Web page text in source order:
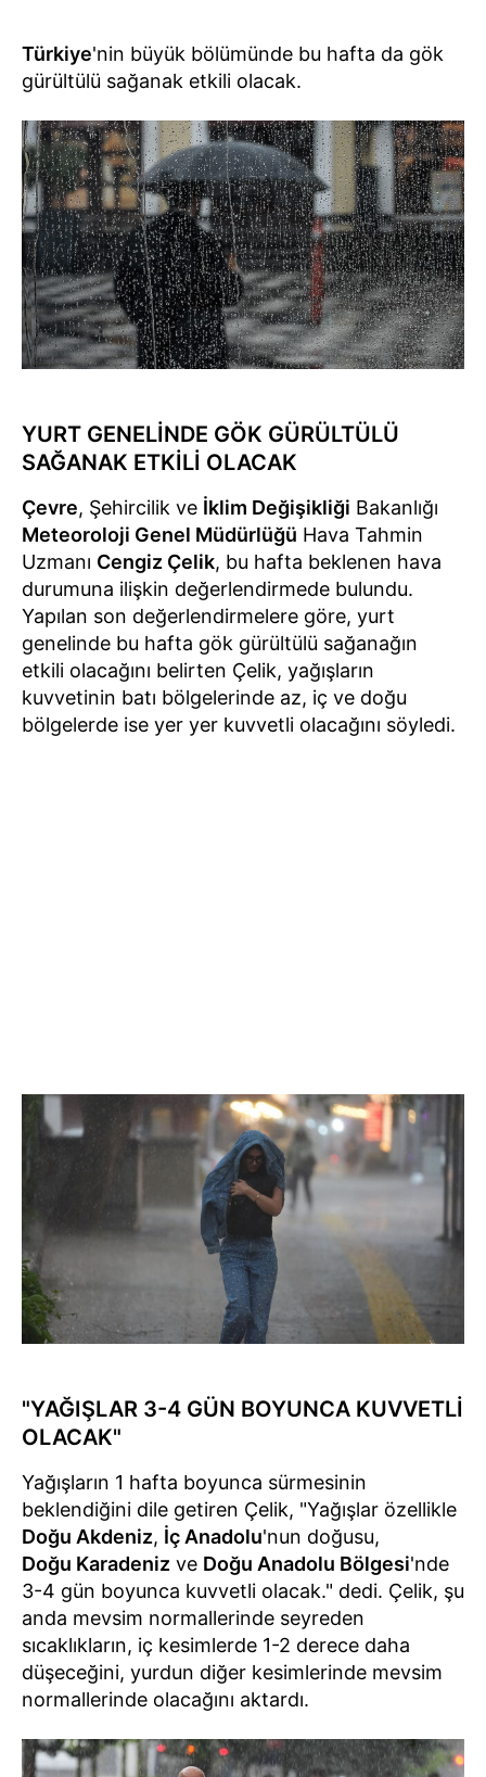
Türkiye'nin büyük bölümünde bu hafta da gök
gürültülü sağanak etkili olacak.
YURT GENELİNDE GÖK GÜRÜLTÜLÜ
SAĞANAK ETKİLİ OLACAK
Çevre, Şehircilik ve İklim Değişikliği Bakanlığı
Meteoroloji Genel Müdürlüğü Hava Tahmin
Uzmanı Cengiz Çelik, bu hafta beklenen hava
durumuna ilişkin değerlendirmede bulundu.
Yapılan son değerlendirmelere göre, yurt
genelinde bu hafta gök gürültülü sağanağın
etkili olacağını belirten Çelik, yağışların
kuvvetinin batı bölgelerinde az, iç ve doğu
bölgelerde ise yer yer kuvvetli olacağını söyledi.
"YAĞIŞLAR 3-4 GÜN BOYUNCA KUVVETLİ
OLACAK"
Yağışların 1 hafta boyunca sürmesinin
beklendiğini dile getiren Çelik, "Yağışlar özellikle
Doğu Akdeniz, İç Anadolu'nun doğusu,
Doğu Karadeniz ve Doğu Anadolu Bölgesi'nde
3-4 gün boyunca kuvvetli olacak." dedi. Çelik, şu
anda mevsim normallerinde seyreden
sıcaklıkların, iç kesimlerde 1-2 derece daha
düşeceğini, yurdun diğer kesimlerinde mevsim
normallerinde olacağını aktardı.